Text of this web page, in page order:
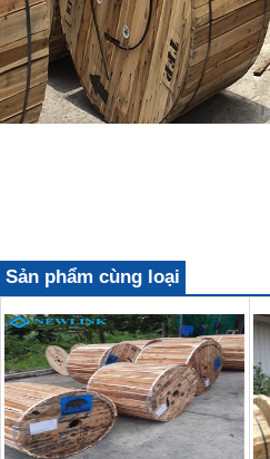
Sản phẩm cùng loại